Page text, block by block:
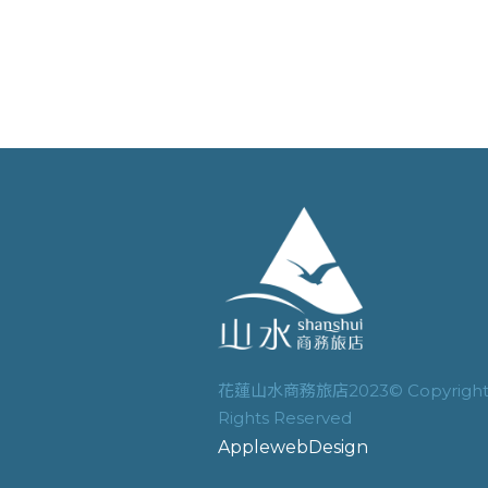
花蓮山水商務旅店2023©
Rights Reserved
ApplewebDesign